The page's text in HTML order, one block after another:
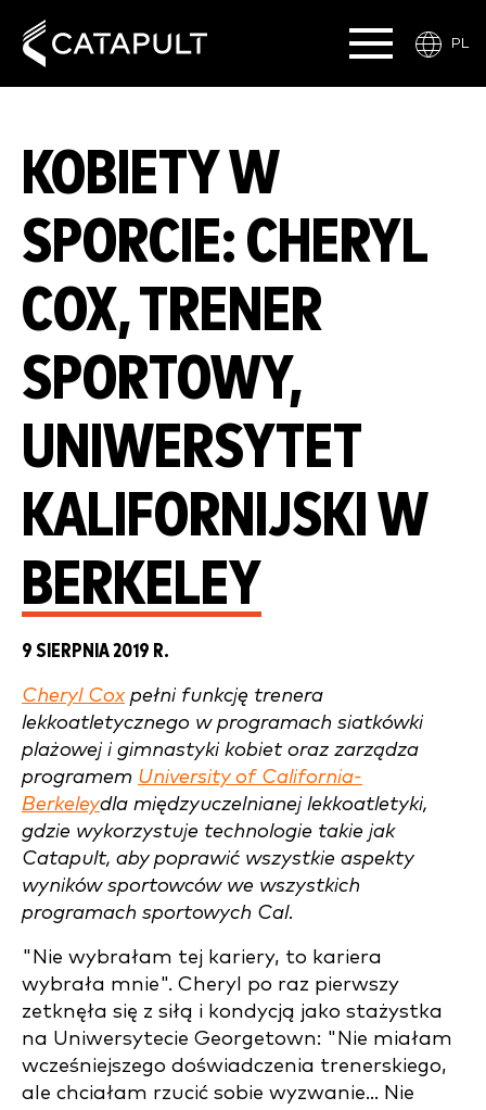
PL
KOBIETY W
SPORCIE: CHERYL
COX, TRENER
SPORTOWY,
UNIWERSYTET
KALIFORNIJSKI W
BERKELEY
9 SIERPNIA 2019 R.
Cheryl Coxpełni funkcję trenera
lekkoatletycznego w programach siatkówki
plażowej i gimnastyki kobiet oraz zarządza
programem University of California-
Berkeleydla międzyuczelnianej lekkoatletyki,
gdzie wykorzystuje technologie takie jak
Catapult, aby poprawić wszystkie aspekty
wyników sportowców we wszystkich
programach sportowych Cal.
"Nie wybrałam tej kariery, to kariera
wybrała mnie". Cheryl po raz pierwszy
zetknęła się z siłą i kondycją jako stażystka
na Uniwersytecie Georgetown: "Nie miałam
wcześniejszego doświadczenia trenerskiego,
ale chciałam rzucić sobie wyzwanie... Nie